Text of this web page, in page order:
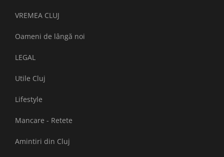
VREMEA CLUJ
Oameni de lângă noi
LEGAL
Utile Cluj
Lifestyle
Mancare - Retete
Amintiri din Cluj